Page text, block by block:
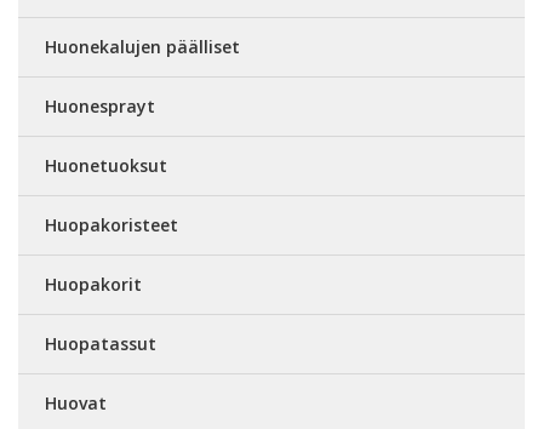
Huonekalujen päälliset
Huonesprayt
Huonetuoksut
Huopakoristeet
Huopakorit
Huopatassut
Huovat